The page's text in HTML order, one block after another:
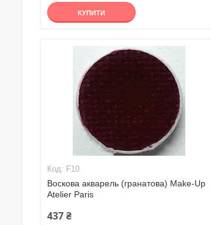
КУПИТИ
F10
Воскова акварель (гранатова) Make-Up
Atelier Paris
437 ₴